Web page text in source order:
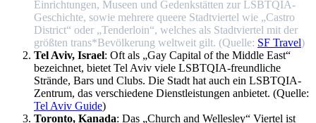
Einrichtungen, Museen und Gedenkstätten zur LSBTQIA-
Geschichte, sowie mehrere queere Stadtviertel wie „Castro
District“ oder „Tenderloin“, welches als Stadtviertel mit der
größten trans*Bevölkerung weltweit gilt. (Quelle: SF Travel)
Tel Aviv, Israel: Oft als „Gay Capital of the Middle East“
bezeichnet, bietet Tel Aviv viele LSBTQIA-freundliche
Strände, Bars und Clubs. Die Stadt hat auch ein LSBTQIA-
Zentrum, das verschiedene Dienstleistungen anbietet. (Quelle:
Tel Aviv Guide)
Toronto, Kanada: Das „Church and Wellesley“ Viertel ist